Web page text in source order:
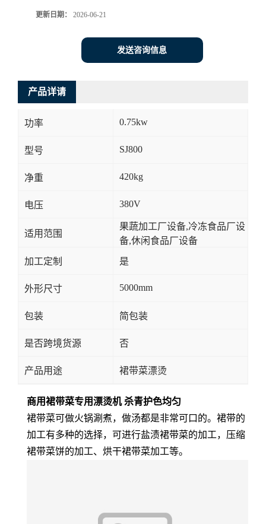
更新日期： 2026-06-21
发送咨询信息
产品详请
功率 0.75kw
型号 SJ800
净重 420kg
电压 380V
适用范围
果蔬加工厂设备,冷冻食品厂设
备,休闲食品厂设备
加工定制 是
外形尺寸 5000mm
包装 简包装
是否跨境货源 否
产品用途 裙带菜漂烫
商用裙带菜专用漂烫机 杀青护色均匀
裙带菜可做火锅涮煮，做汤都是非常可口的。裙带的
加工有多种的选择，可进行盐渍裙带菜的加工，压缩
裙带菜饼的加工、烘干裙带菜加工等。